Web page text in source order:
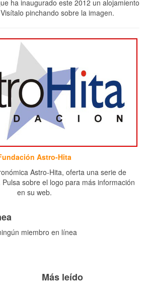
ha inaugurado este 2012 un alojamiento
pinchando sobre la imagen.
Astro-Hita
Astro-Hita, oferta una serie de
sobre el logo para más información
en su web.
miembro en línea
Más leído